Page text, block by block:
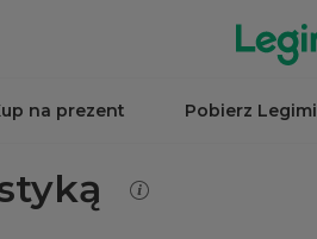
na prezent Pobierz Legimi